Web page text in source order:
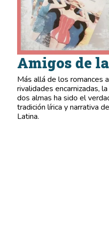
Amigos de
Más allá de los romances
rivalidades encarnizadas,
dos almas ha sido el
tradición lírica y narrativa
Latina.